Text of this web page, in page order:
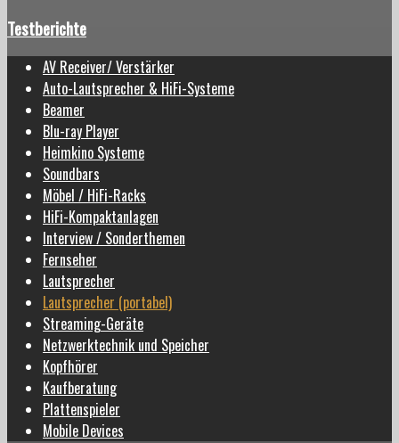
Testberichte
AV Receiver/ Verstärker
Auto-Lautsprecher & HiFi-Systeme
Beamer
Blu-ray Player
Heimkino Systeme
Soundbars
Möbel / HiFi-Racks
HiFi-Kompaktanlagen
Interview / Sonderthemen
Fernseher
Lautsprecher
Lautsprecher (portabel)
Streaming-Geräte
Netzwerktechnik und Speicher
Kopfhörer
Kaufberatung
Plattenspieler
Mobile Devices